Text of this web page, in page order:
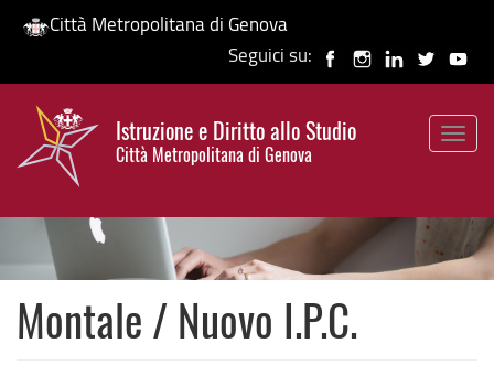
Salta
contenuto
principale
Città Metropolitana di Genova
Seguici su:
Istruzione e Diritto allo Studio
Città Metropolitana di Genova
HP banner
Montale / Nuovo I.P.C.